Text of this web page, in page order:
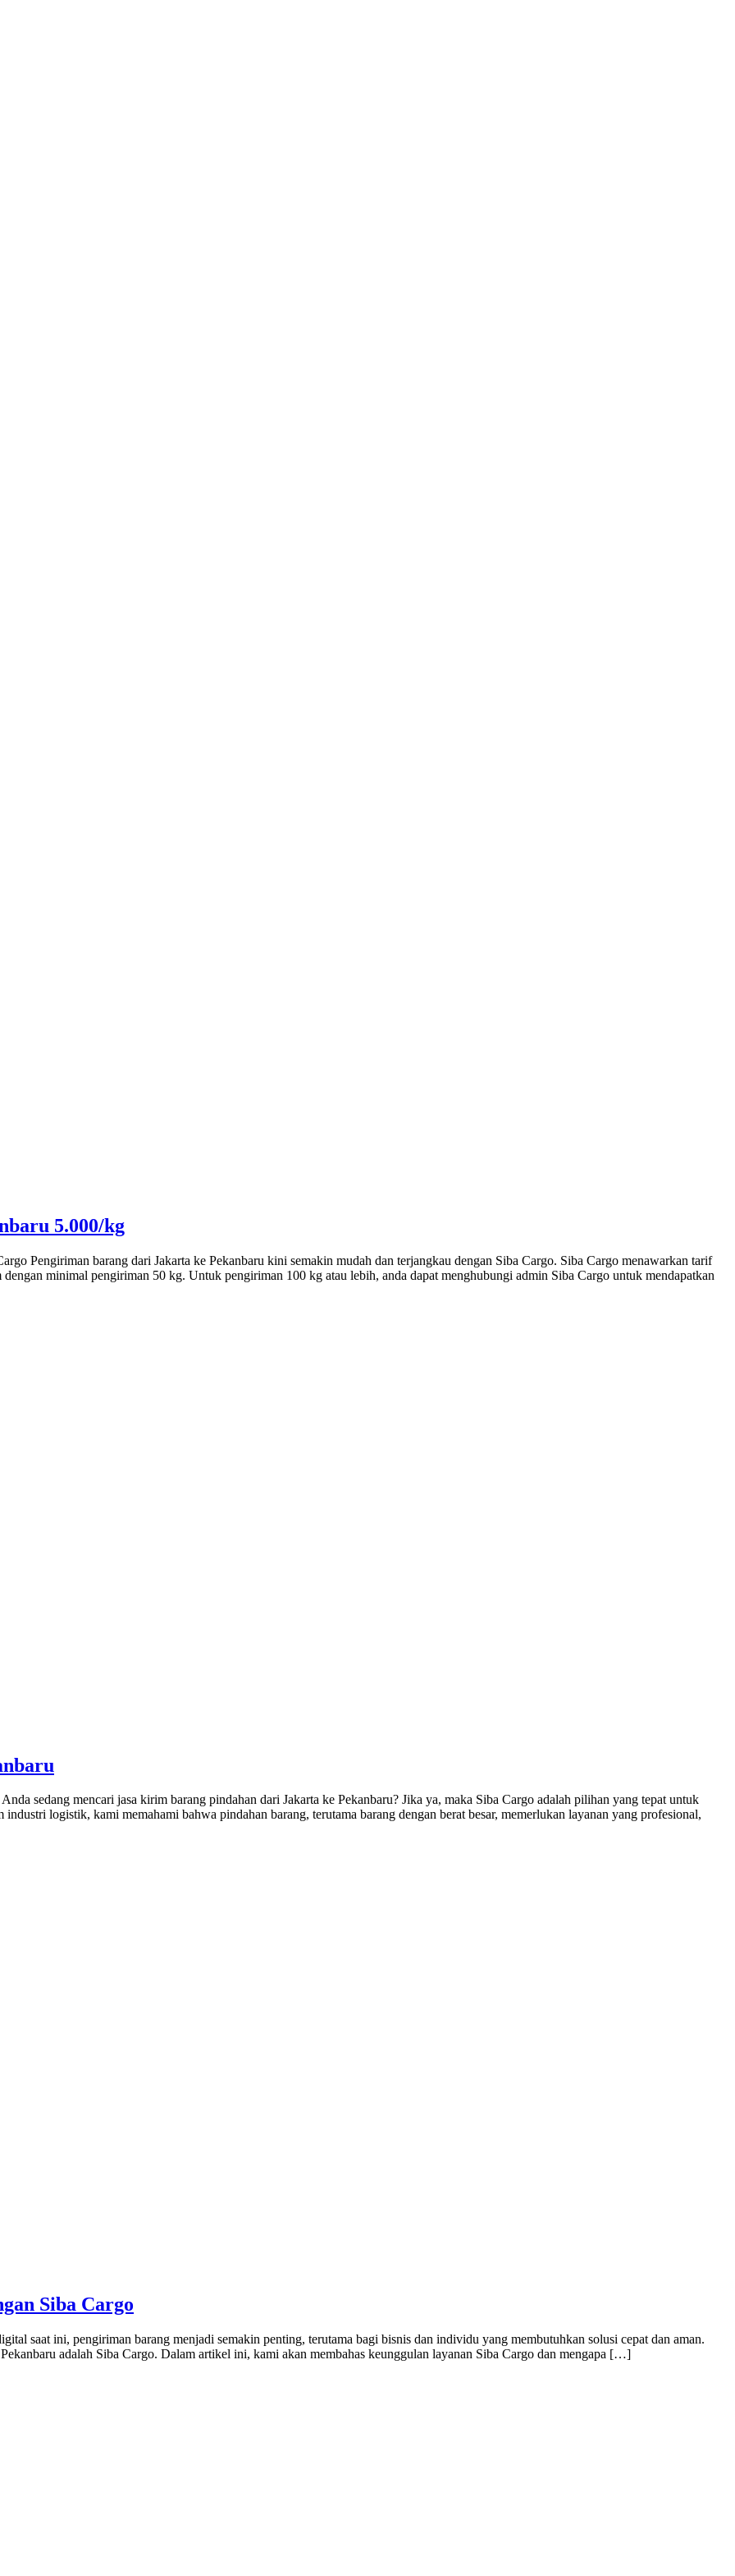
5.000/kg
Pengiriman barang dari Jakarta ke Pekanbaru kini semakin mudah dan terjangkau dengan Siba Cargo. Siba Cargo menawarkan tarif
minimal pengiriman 50 kg. Untuk pengiriman 100 kg atau lebih, anda dapat menghubungi admin Siba Cargo untuk mendapatkan
sedang mencari jasa kirim barang pindahan dari Jakarta ke Pekanbaru? Jika ya, maka Siba Cargo adalah pilihan yang tepat untuk
logistik, kami memahami bahwa pindahan barang, terutama barang dengan berat besar, memerlukan layanan yang profesional,
Siba Cargo
saat ini, pengiriman barang menjadi semakin penting, terutama bagi bisnis dan individu yang membutuhkan solusi cepat dan aman.
adalah Siba Cargo. Dalam artikel ini, kami akan membahas keunggulan layanan Siba Cargo dan mengapa […]